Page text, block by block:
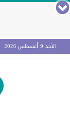
الأحد 9 أغسطس 2026